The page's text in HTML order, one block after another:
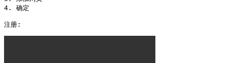
4. 确定
注册: